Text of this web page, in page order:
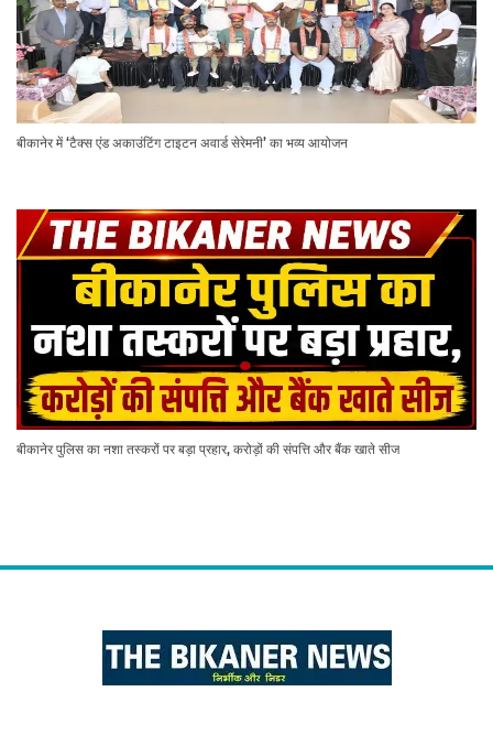
बीकानेर में ‘टैक्स एंड अकाउंटिंग टाइटन अवार्ड सेरेमनी’ का भव्य आयोजन
बीकानेर पुलिस का नशा तस्करों पर बड़ा प्रहार, करोड़ों की संपत्ति और बैंक खाते सीज